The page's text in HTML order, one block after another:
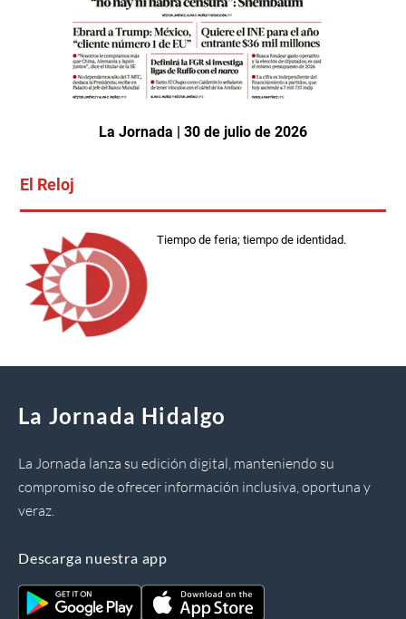
La Jornada | 30 de julio de 2026
El Reloj
Tiempo de feria; tiempo de identidad.
La Jornada Hidalgo
La Jornada lanza su edición digital, manteniendo su
compromiso de ofrecer información inclusiva, oportuna y
veraz.
Descarga nuestra app